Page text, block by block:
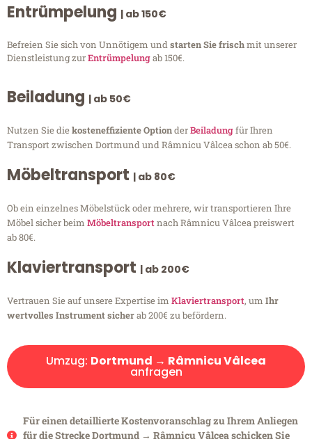
Entrümpelung | ab 150€
Befreien Sie sich von Unnötigem undstarten Sie frischmit unserer
Dienstleistung zurEntrümpelungab 150€.
Beiladung | ab 50€
Nutzen Sie diekosteneffiziente OptionderBeiladungfür Ihren
Transport zwischen Dortmund und Râmnicu Vâlcea schon ab 50€.
Möbeltransport | ab 80€
Ob ein einzelnes Möbelstück oder mehrere, wir transportieren Ihre
Möbel sicher beim Möbeltransportnach Râmnicu Vâlcea preiswert
ab 80€.
Klaviertransport | ab 200€
Vertrauen Sie auf unsere Expertise im Klaviertransport, um Ihr
wertvolles Instrument sicherab 200€ zu befördern.
Umzug: Dortmund → Râmnicu Vâlcea
anfragen
Für einen detaillierte Kostenvoranschlag zu Ihrem Anliegen
für die Strecke Dortmund → Râmnicu Vâlcea schicken Sie